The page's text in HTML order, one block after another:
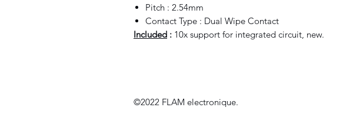
Pitch : 2.54mm
Contact Type : Dual Wipe Contact
Included : 10x support for integrated circuit, new.
©2022 FLAM electronique.